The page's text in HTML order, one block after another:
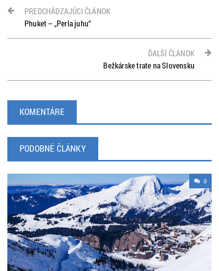
PREDCHÁDZAJÚCI ČLÁNOK
Phuket – „Perla juhu“
ĎALŠÍ ČLÁNOK
Bežkárske trate na Slovensku
KOMENTÁRE
PODOBNÉ ČLÁNKY
0